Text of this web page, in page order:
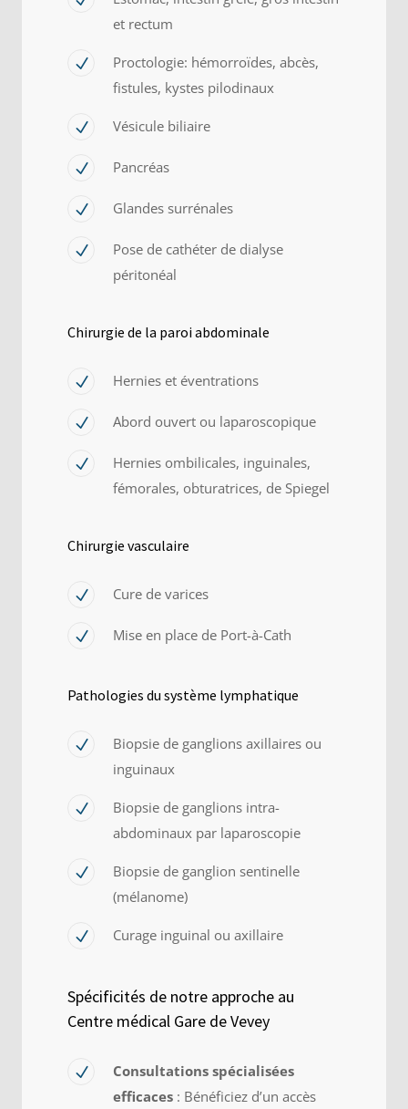
et rectum
Proctologie: hémorroïdes, abcès,
fistules, kystes pilodinaux
Vésicule biliaire
Pancréas
Glandes surrénales
Pose de cathéter de dialyse
péritonéal
Chirurgie de la paroi abdominale
Hernies et éventrations
Abord ouvert ou laparoscopique
Hernies ombilicales, inguinales,
fémorales, obturatrices, de Spiegel
Chirurgie vasculaire
Cure de varices
Mise en place de Port-à-Cath
Pathologies du système lymphatique
Biopsie de ganglions axillaires ou
inguinaux
Biopsie de ganglions intra-
abdominaux par laparoscopie
Biopsie de ganglion sentinelle
(mélanome)
Curage inguinal ou axillaire
Spécificités de notre approche au
Centre médical Gare de Vevey
Consultations spécialisées
efficaces : Bénéficiez d’un accès